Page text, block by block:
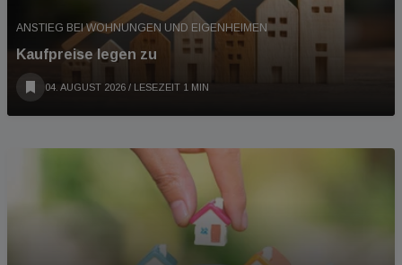
ANSTIEG BEI WOHNUNGEN UND EIGENHEIMEN
Kaufpreise legen zu
04. AUGUST 2026 / LESEZEIT 1 MIN